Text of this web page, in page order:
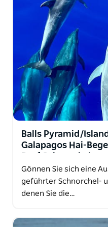
und speziell für Öko-
konzipiert.
Balls Pyramid/
Galapagos Hai-
Gönnen Sie sich eine
geführter Schnorchel-
denen Sie die…